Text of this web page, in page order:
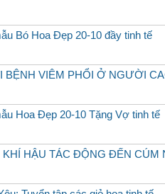
Bó Hoa Đẹp 20-10 đầy tinh tế
VIÊM PHỔI Ở NGƯỜI
Hoa Đẹp 20-10 Tặng Vợ tinh tế
HẬU TÁC ĐỘNG ĐẾN CÚM